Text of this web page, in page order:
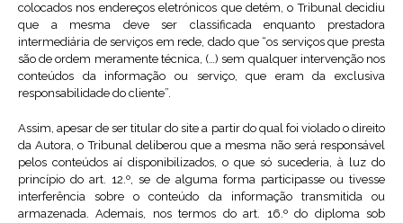
colocados nos endereços eletrónicos que detém, o Tribunal decidiu
que a mesma deve ser classificada enquanto prestadora
intermediária de serviços em rede, dado que “os serviços que presta
são de ordem meramente técnica, (…) sem qualquer intervenção nos
conteúdos da informação ou serviço, que eram da exclusiva
responsabilidade do cliente”.
Assim, apesar de ser titular do site a partir do qual foi violado o direito
da Autora, o Tribunal deliberou que a mesma não será responsável
pelos conteúdos aí disponibilizados, o que só sucederia, à luz do
princípio do art. 12.º, se de alguma forma participasse ou tivesse
interferência sobre o conteúdo da informação transmitida ou
armazenada. Ademais, nos termos do art. 16.º do diploma sob